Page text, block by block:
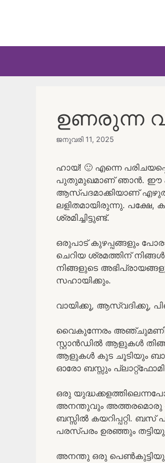
ഉണരുന്ന
ജനുവരി 11, 2025
ഹായ്! 🙂 എന്നെ
പുതുമുഖമാണ് ഞാൻ. ഈ കഥ,
ആസ്പദമാക്കിയാണ്
ലളിതമായിരുന്നു.
ശ്രമിച്ചിട്ടുണ്ട്.
ഒരുപാട് കുഴപ്പങ്ങളും
ചെറിയ ശ്രമത്തിന്
നിങ്ങളുടെ
സഹായിക്കും.
വായിക്കൂ, ആസ്വദിക്കൂ,
വൈകുന്നേരം അഞ്ചുമണി
സ്റ്റാൻഡിൽ ആളുകൾ
ആളുകൾ കുട ചൂടിയും
ഓരോ ബസ്സും
ഒരു
അനന്തുവും അത്തരമൊരു
ബസ്സിൽ കയറിപ്പറ്റി.
പരസ്പരം ഉരഞ്ഞും
അനന്തു ഒരു